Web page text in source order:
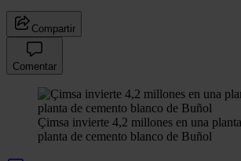
Compartir
Comentar
Çimsa invierte 4,2 millones en una
planta de cemento blanco de Buñol